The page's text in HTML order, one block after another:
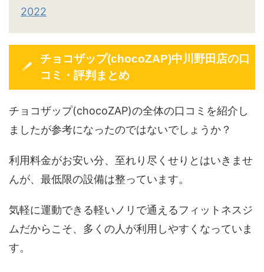
2022
チョコザップ(chocoZAP)中川野田店の口
コミ・評判まとめ
チョコザップ(chocoZAP)の全体の口コミを紹介し
ましたが参考になったのではないでしょうか？
利用料金がお安い分、至れり尽くせりとはいきませ
んが、最低限の設備は整っています。
気軽に運動できる軽いノリで通えるフィットネスジ
ムだからこそ、多くの人が利用しやすくなっていま
す。